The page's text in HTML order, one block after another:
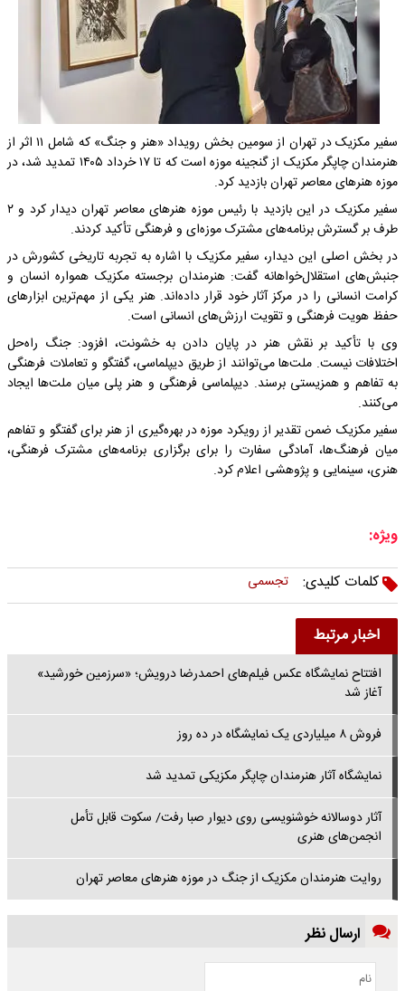
سفیر مکزیک در تهران از سومین بخش رویداد «هنر و جنگ» که شامل ۱۱ اثر از
هنرمندان چاپگر مکزیک از گنجینه موزه است که تا ۱۷ خرداد ۱۴۰۵ تمدید شد، در
موزه هنرهای معاصر تهران بازدید کرد.
سفیر مکزیک در این بازدید با رئیس موزه هنرهای معاصر تهران دیدار کرد و ۲
طرف بر گسترش برنامه‌های مشترک موزه‌ای و فرهنگی تأکید کردند.
در بخش اصلی این دیدار، سفیر مکزیک با اشاره به تجربه تاریخی کشورش در
جنبش‌های استقلال‌خواهانه گفت: هنرمندان برجسته مکزیک همواره انسان و
کرامت انسانی را در مرکز آثار خود قرار داده‌اند. هنر یکی از مهم‌ترین ابزارهای
حفظ هویت فرهنگی و تقویت ارزش‌های انسانی است.
وی با تأکید بر نقش هنر در پایان دادن به خشونت، افزود: جنگ راه‌حل
اختلافات نیست. ملت‌ها می‌توانند از طریق دیپلماسی، گفتگو و تعاملات فرهنگی
به تفاهم و همزیستی برسند. دیپلماسی فرهنگی و هنر پلی میان ملت‌ها ایجاد
می‌کنند.
سفیر مکزیک ضمن تقدیر از رویکرد موزه در بهره‌گیری از هنر برای گفتگو و تفاهم
میان فرهنگ‌ها، آمادگی سفارت را برای برگزاری برنامه‌های مشترک فرهنگی،
هنری، سینمایی و پژوهشی اعلام کرد.
ویژه:
کلمات کلیدی:
تجسمی
اخبار مرتبط
افتتاح نمایشگاه عکس فیلم‌های احمدرضا درویش؛ «سرزمین خورشید»
آغاز شد
فروش ۸ میلیاردی یک نمایشگاه در ده روز
نمایشگاه آثار هنرمندان چاپگر مکزیکی تمدید شد
آثار دوسالانه خوشنویسی روی دیوار صبا رفت/ سکوت قابل تأمل
انجمن‌های هنری
روایت هنرمندان مکزیک از جنگ در موزه هنرهای معاصر تهران
ارسال نظر